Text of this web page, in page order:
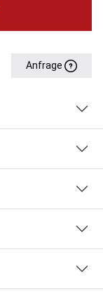
Anfrage